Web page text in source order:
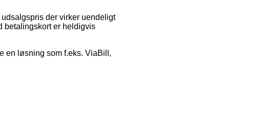
der virker uendeligt
betalingskort er heldigvis
en løsning som f.eks. ViaBill,